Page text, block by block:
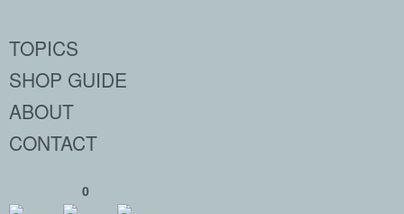
TOPICS
SHOP GUIDE
ABOUT
CONTACT
0